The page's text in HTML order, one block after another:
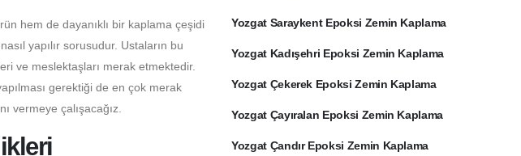
hem de dayanıklı bir kaplama çeşidi
yapılır sorusudur. Ustaların bu
ve meslektaşları merak etmektedir.
gerektiği de en çok merak
vermeye çalışacağız.
Yozgat Saraykent Epoksi Zemin Kaplama
Yozgat Kadışehri Epoksi Zemin Kaplama
Yozgat Çekerek Epoksi Zemin Kaplama
Yozgat Çayıralan Epoksi Zemin Kaplama
Yozgat Çandır Epoksi Zemin Kaplama